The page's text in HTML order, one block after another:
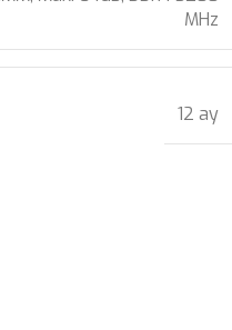
MHz
12 ay